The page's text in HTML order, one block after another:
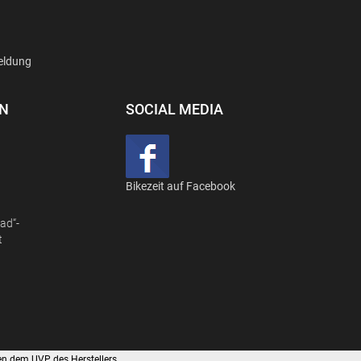
SOCIAL MEDIA
Bikezeit auf Facebook